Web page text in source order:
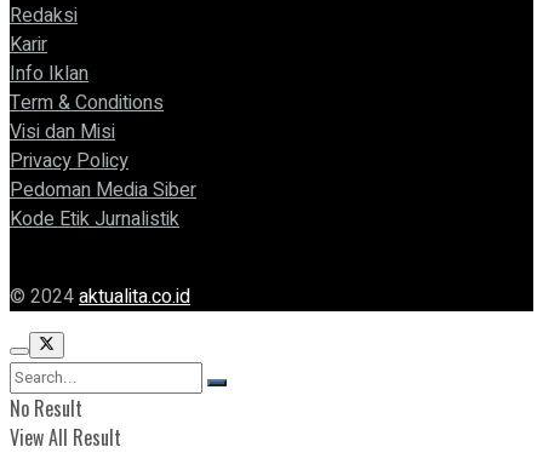
Redaksi
Karir
Info Iklan
Term & Conditions
Visi dan Misi
Privacy Policy
Pedoman Media Siber
Kode Etik Jurnalistik
© 2024aktualita.co.id
No Result
View All Result